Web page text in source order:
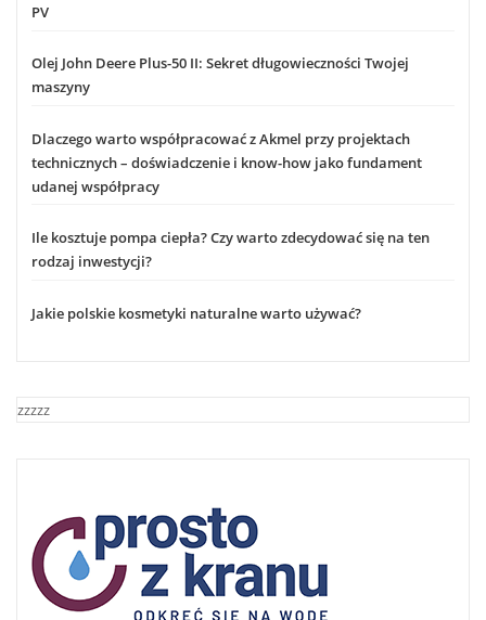
PV
Olej John Deere Plus-50 II: Sekret długowieczności Twojej
maszyny
Dlaczego warto współpracować z Akmel przy projektach
technicznych – doświadczenie i know-how jako fundament
udanej współpracy
Ile kosztuje pompa ciepła? Czy warto zdecydować się na ten
rodzaj inwestycji?
Jakie polskie kosmetyki naturalne warto używać?
zzzzz